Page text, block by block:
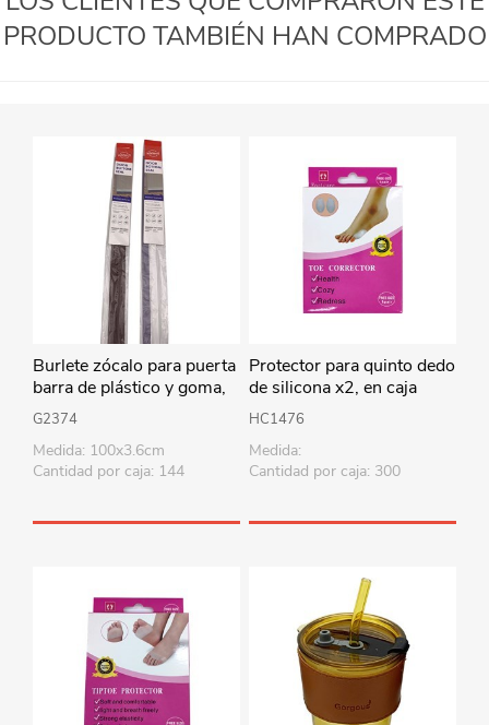
PRODUCTO TAMBIÉN HAN COMPRADO
Burlete zócalo para puerta
barra de plástico y goma,
en bolsa, varios colores
G2374
Medida: 100x3.6cm
Cantidad por caja: 144
Protector para quinto dedo
de silicona x2, en caja
HC1476
Medida:
Cantidad por caja: 300